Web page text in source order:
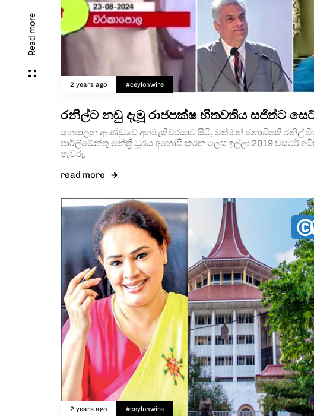
Read more
2 years ago #ceylonwire
රනිල්ට නඩු දැමූ රාජපක්ෂ හිතවතිය සජිත්ට
යහපාලන ආණ්ඩුවේ අගමැතිවරයාව සිටි, වත්මන් ජනාධිපති රනිල්
පාර්ලිමේන්තු මන්ත්‍රී ධූරය අහෝසි කරන ලෙස ඉල්ලා 2019 වසරේ
පැවරූ,
read more
2 years ago #ceylonwire